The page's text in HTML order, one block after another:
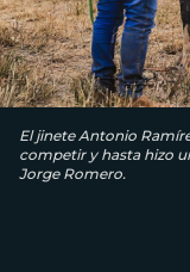
El jinete Antonio
competir y hasta hizo
Jorge Romero.